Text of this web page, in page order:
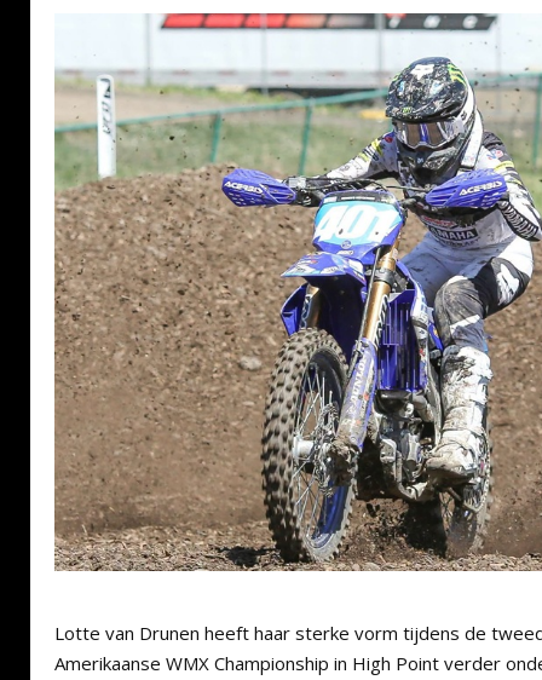
Lotte van Drunen heeft haar sterke vorm tijdens de
Amerikaanse WMX Championship in High Point verder